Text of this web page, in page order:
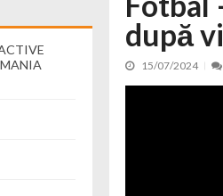
Am creat, până în prezent, peste
modernă pentru Alba: 40 de locuri
pune în consultare publică proiectul
după
15/07/2024